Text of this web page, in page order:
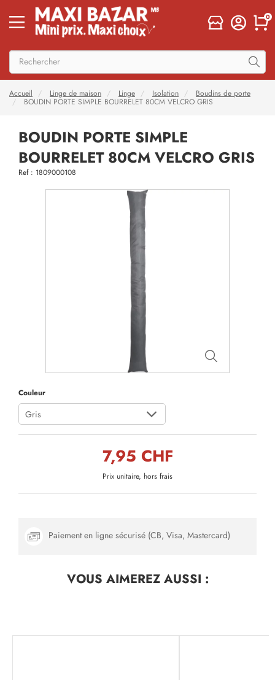
0
Accueil Linge de maison Linge Isolation
Boudins de porte
BOUDIN PORTE SIMPLE BOURRELET 80CM VELCRO GRIS
BOUDIN PORTE SIMPLE
BOURRELET 80CM VELCRO GRIS
Ref : 1809000108
Couleur
Gris
7,95 CHF
Prix unitaire, hors frais
Paiement en ligne sécurisé (CB, Visa, Mastercard)
VOUS AIMEREZAUSSI :